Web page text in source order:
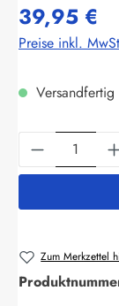
39,95 €
Preise inkl.
Produkt
Zum Merkzettel